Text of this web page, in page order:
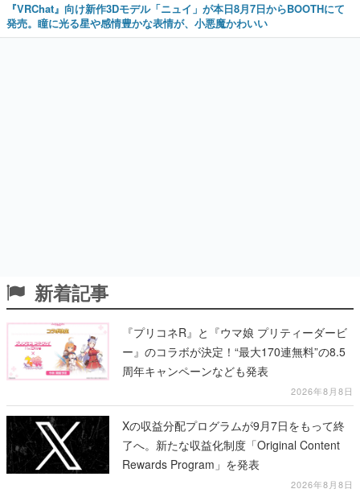
『VRChat』向け新作3Dモデル「ニュイ」が本日8月7日からBOOTHにて
発売。瞳に光る星や感情豊かな表情が、小悪魔かわいい
新着記事
『プリコネR』と『ウマ娘 プリティーダービ
ー』のコラボが決定！“最大170連無料”の8.5
周年キャンペーンなども発表
2026年8月8日
Xの収益分配プログラムが9月7日をもって終
了へ。新たな収益化制度「Original Content
Rewards Program」を発表
2026年8月8日